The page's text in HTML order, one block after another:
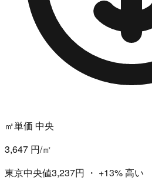
㎡単価 中央
3,647 円/㎡
東京中央値3,237円 ・ +13%高い